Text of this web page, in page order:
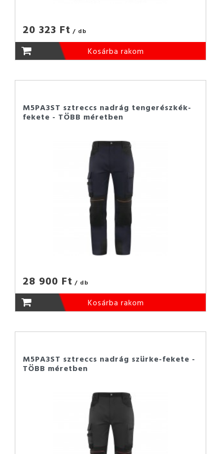
20 323 Ft / db
Kosárba rakom
M5PA3ST sztreccs nadrág tengerészkék-
fekete - TÖBB méretben
28 900 Ft / db
Kosárba rakom
M5PA3ST sztreccs nadrág szürke-fekete -
TÖBB méretben